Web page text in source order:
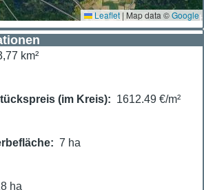
Leaflet | Map data ©Google
km²
(im Kreis) 1612.49 €/m²
7 ha
ha